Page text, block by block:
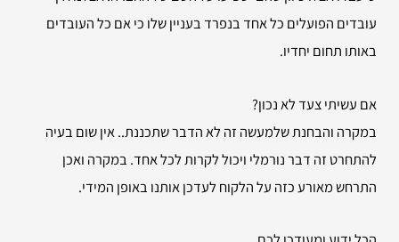
עובדים הפועלים כל אחד בנפרד בעניין שלו כי אם כל העובדים
באותו תחום יחדיו.
אם עשיתי צעד לא נכון?
במקרה והבחנת שלמעשה זה לא הדבר שתכננת.. אין שום בעיה
להתחרט זה דבר נורמלי ויכול לקרות לכל אחד. במקרה ואכן
התרחש מאורע כזה על הלקוח לעדכן אותנו באופן המידי.